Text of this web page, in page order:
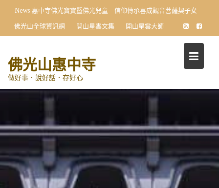
content
News 惠中寺佛光寶寶暨佛光兒童 信仰傳承喜成觀音菩薩契子女
佛光山全球資訊網
開山星雲文集 開山星雲大師
佛光山惠中寺
做好事．說好話．存好心